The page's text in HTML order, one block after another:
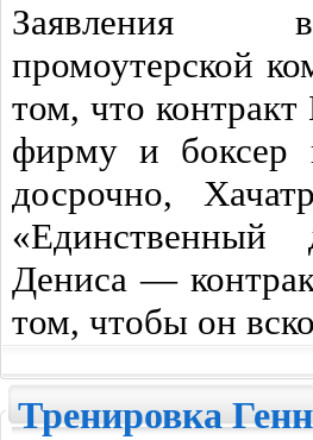
Заявления
промоутерской
том, что
фирму и боксер
досрочно,
Дениса —
том, чтобы он
Тренировка